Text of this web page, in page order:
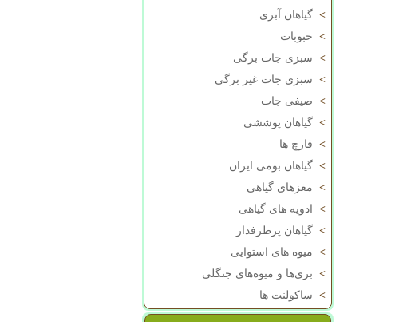
> گیاهان آبزی
> حبوبات
> سبزی جات برگی
> سبزی جات غیر برگی
> صیفی جات
> گیاهان پوششی
> قارچ ها
> گیاهان بومی ایران
> مغزهای گیاهی
>
ادویه های گیاهی
> گیاهان پرطرفدار
> میوه های استوایی
> بری‌ها و میوه‌های جنگلی
> ساکولنت ها